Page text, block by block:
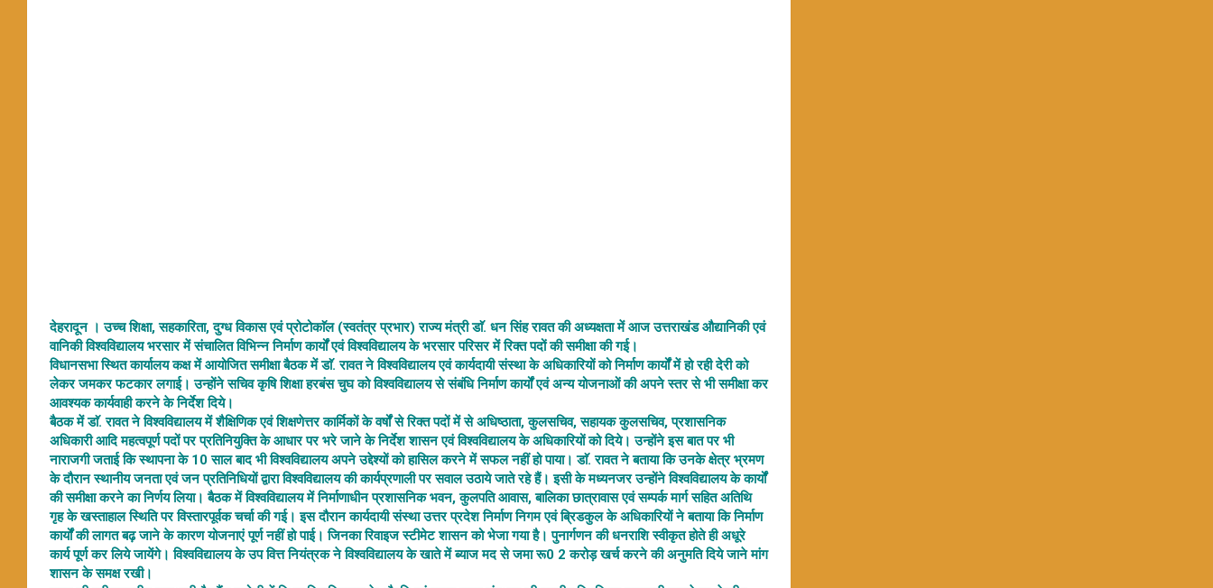
देहरादून । उच्च शिक्षा, सहकारिता, दुग्ध विकास एवं प्रोटोकाॅल (स्वतंत्र प्रभार) राज्य मंत्री डाॅ. धन सिंह रावत की अध्यक्षता में आज उत्तराखंड औद्यानिकी एवं
वानिकी विश्वविद्यालय भरसार में संचालित विभिन्न निर्माण कार्यों एवं विश्वविद्यालय के भरसार परिसर में रिक्त पदों की समीक्षा की गई।
विधानसभा स्थित कार्यालय कक्ष में आयोजित समीक्षा बैठक में डाॅ. रावत ने विश्वविद्यालय एवं कार्यदायी संस्था के अधिकारियों को निर्माण कार्यों में हो रही देरी को
लेकर जमकर फटकार लगाई। उन्होंने सचिव कृषि शिक्षा हरबंस चुघ को विश्वविद्यालय से संबंधि निर्माण कार्यों एवं अन्य योजनाओं की अपने स्तर से भी समीक्षा कर
आवश्यक कार्यवाही करने के निर्देश दिये।
बैठक में डाॅ. रावत ने विश्वविद्यालय में शैक्षिणिक एवं शिक्षणेत्तर कार्मिकों के वर्षों से रिक्त पदों में से अधिष्ठाता, कुलसचिव, सहायक कुलसचिव, प्रशासनिक
अधिकारी आदि महत्वपूर्ण पदों पर प्रतिनियुक्ति के आधार पर भरे जाने के निर्देश शासन एवं विश्वविद्यालय के अधिकारियों को दिये। उन्होंने इस बात पर भी
नाराजगी जताई कि स्थापना के 10 साल बाद भी विश्वविद्यालय अपने उद्देश्यों को हासिल करने में सफल नहीं हो पाया। डाॅ. रावत ने बताया कि उनके क्षेत्र भ्रमण
के दौरान स्थानीय जनता एवं जन प्रतिनिधियों द्वारा विश्वविद्यालय की कार्यप्रणाली पर सवाल उठाये जाते रहे हैं। इसी के मध्यनजर उन्होंने विश्वविद्यालय के कार्यों
की समीक्षा करने का निर्णय लिया। बैठक में विश्वविद्यालय में निर्माणाधीन प्रशासनिक भवन, कुलपति आवास, बालिका छात्रावास एवं सम्पर्क मार्ग सहित अतिथि
गृह के खस्ताहाल स्थिति पर विस्तारपूर्वक चर्चा की गई। इस दौरान कार्यदायी संस्था उत्तर प्रदेश निर्माण निगम एवं ब्रिडकुल के अधिकारियों ने बताया कि निर्माण
कार्यों की लागत बढ़ जाने के कारण योजनाएं पूर्ण नहीं हो पाई। जिनका रिवाइज स्टीमेट शासन को भेजा गया है। पुनार्गणन की धनराशि स्वीकृत होते ही अधूरे
कार्य पूर्ण कर लिये जायेंगे। विश्वविद्यालय के उप वित्त नियंत्रक ने विश्वविद्यालय के खाते में ब्याज मद से जमा रू0 2 करोड़ खर्च करने की अनुमति दिये जाने मांग
शासन के समक्ष रखी।